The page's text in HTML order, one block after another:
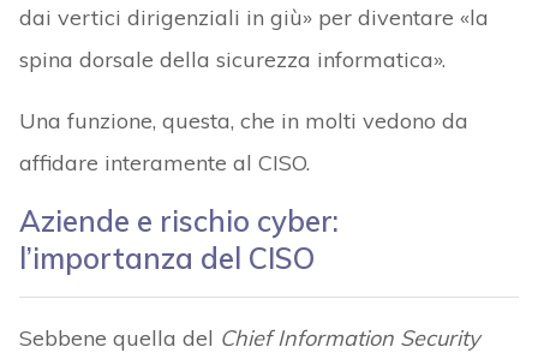
dai vertici dirigenziali in giù» per diventare «la
spina dorsale della sicurezza informatica».
Una funzione, questa, che in molti vedono da
affidare interamente al CISO.
Aziende e rischio cyber:
l’importanza del CISO
Sebbene quella del Chief Information Security